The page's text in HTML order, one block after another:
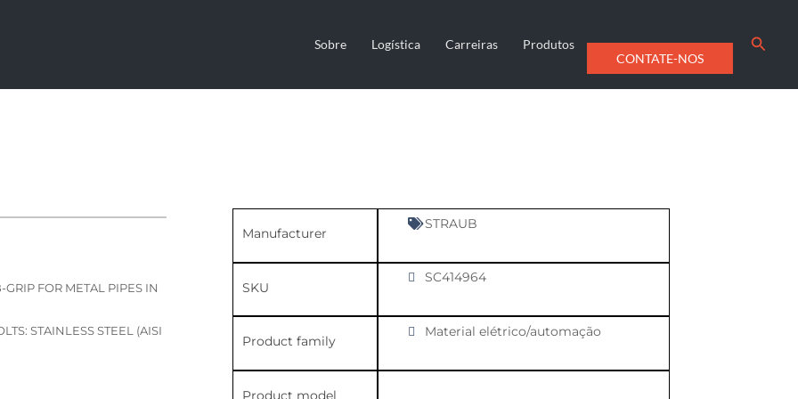
Sobre Logística Carreiras
Produtos
CONTATE-NOS
FOR METAL PIPES IN
STAINLESS STEEL (AISI
Manufacturer
STRAUB
SKU
SC414964
Product family
Material elétrico/automação
Product model